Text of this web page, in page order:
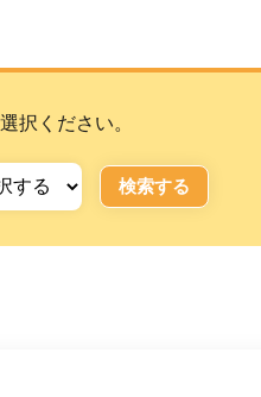
択ください。
検索する